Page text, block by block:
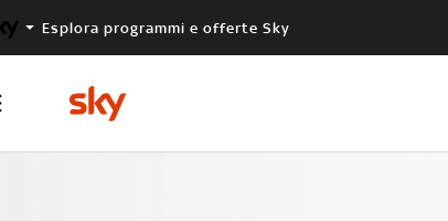
Esplora programmi e offerte Sky